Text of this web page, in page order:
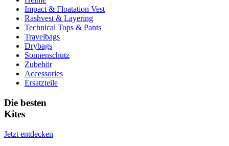
Impact & Floatation Vest
Rashvest & Layering
Technical Tops & Pants
Travelbags
Drybags
Sonnenschutz
Zubehör
Accessories
Ersatzteile
Die besten
Kites
Jetzt entdecken